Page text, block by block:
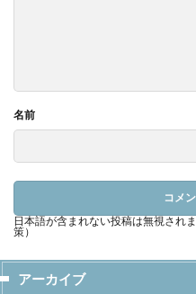
名前
日本語が含まれない投稿は無視され
策）
アーカイブ